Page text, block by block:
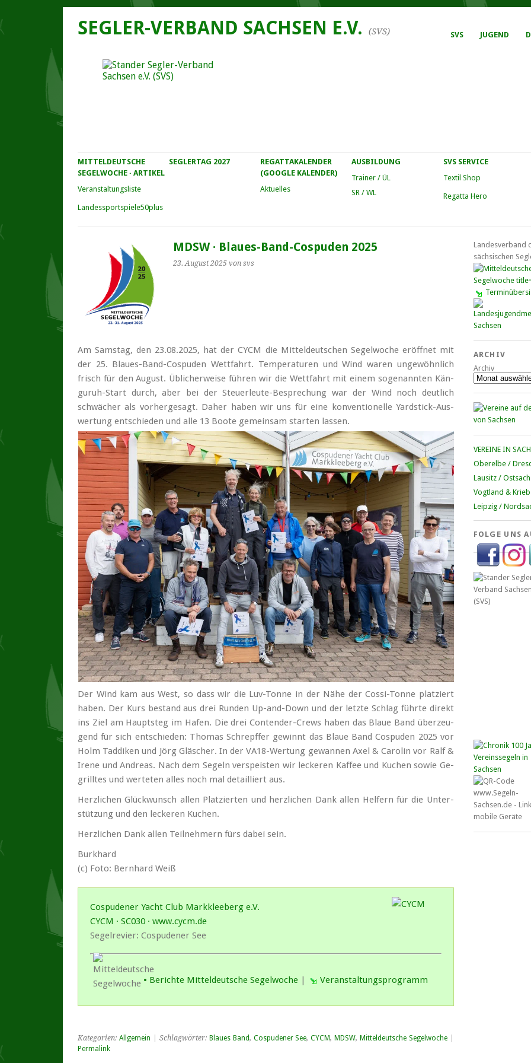
SVS JUGEND
SEGLER-VERBAND SACHSEN E.V. (SVS)
MITTELDEUTSCHE
SEGELWOCHE · ARTIKEL
Veranstaltungs­liste
Landessportspiele50plus
SEGLERTAG 2027
REGATTAKALENDER
(GOOGLE KALENDER)
Aktuelles
AUSBILDUNG
Trainer / ÜL
SR / WL
SVS SERVICE
Textil Shop
Regatta Hero
MDSW · Blaues-Band-Cospuden 2025
23. August 2025 von svs
Am Sams­tag, den 23.08.2025, hat der CYCM die Mit­tel­deut­schen Se­gel­wo­che er­öff­net mit
der 25. Blau­es-Band-Cospu­den Wett­fahrt. Tem­pe­ra­tu­ren und Wind wa­ren un­ge­wöhn­lich
frisch für den Au­gust. Üb­li­cher­wei­se füh­ren wir die Wett­fahrt mit ei­nem so­ge­nann­ten Kän­
gu­ruh-Start durch, aber bei der Steu­er­leu­te-Be­spre­chung war der Wind noch deut­lich
schwä­cher als vor­her­ge­sagt. Da­her ha­ben wir uns für ei­ne kon­ven­tio­nel­le Yard­stick-Aus­
wer­tung ent­schie­den und al­le 13 Boo­te ge­mein­sam star­ten las­sen.
Der Wind kam aus West, so dass wir die Luv-Ton­ne in der Nä­he der Cossi-Ton­ne plat­ziert
ha­ben. Der Kurs be­stand aus drei Run­den Up-and-Down und der letz­te Schlag führ­te di­rekt
ins Ziel am Haupt­steg im Ha­fen. Die drei Cont­en­der-Crews ha­ben das Blaue Band über­zeu­
gend für sich ent­schie­den: Tho­mas Schre­pffer ge­winnt das Blaue Band Cospu­den 2025 vor
Holm Tad­di­ken und Jörg Gläs­cher. In der VA18-Wer­tung ge­wan­nen Axel & Ca­ro­lin vor Ralf &
Ire­ne und An­dre­as. Nach dem Se­geln ver­speis­ten wir le­cke­ren Kaf­fee und Ku­chen so­wie Ge­
grill­tes und wer­te­ten al­les noch mal de­tail­liert aus.
Herz­li­chen Glück­wunsch al­len Plat­zier­ten und herz­li­chen Dank al­len Hel­fern für die Un­ter­
stüt­zung und den le­cke­ren Ku­chen.
Herz­li­chen Dank al­len Teil­neh­mern fürs da­bei sein.
Burk­hard
(c) Fo­to: Bern­hard Weiß
Cospudener Yacht Club Markkleeberg e.V.
CYCM · SC030 · www.cycm.de
Segelrevier: Cospudener See
• Berichte Mitteldeutsche Segelwoche Veranstaltungsprogramm
Kategorien: Allgemein | Schlagwörter: Blaues Band, Cospudener See,CYCM, MDSW, Mitteldeutsche Segelwoche
Permalink
Landesverband
sächsischen
ARCHIV
Archiv
VEREINE IN
Oberelbe /
Lausitz /
Vogtland &
Leipzig /
FOLGE UNS